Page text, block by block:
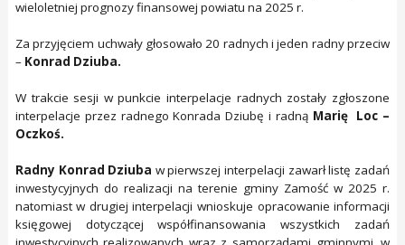
wieloletniej prognozy finansowej powiatu na 2025 r.
Za przyjęciem uchwały głosowało 20 radnych i jeden radny przeciw
– Konrad Dziuba.
W trakcie sesji w punkcie interpelacje radnych zostały zgłoszone
interpelacje przez radnego Konrada Dziubę i radną Marię Loc –
Oczkoś.
Radny Konrad Dziuba w pierwszej interpelacji zawarł listę zadań
inwestycyjnych do realizacji na terenie gminy Zamość w 2025 r.
natomiast w drugiej interpelacji wnioskuje opracowanie informacji
księgowej dotyczącej współfinansowania wszystkich zadań